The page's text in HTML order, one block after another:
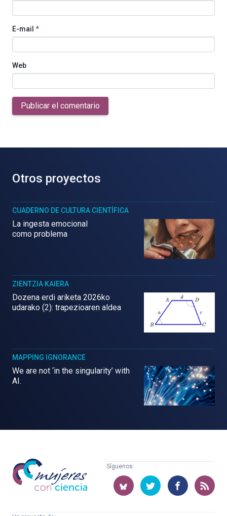
E-mail *
Web
Publicar el comentario
Otros proyectos
CUADERNO DE CULTURA CIENTÍFICA
La ingesta emocional
como problema
ZIENTZIA KAIERA
Dozena erdi ariketa 2026ko
udarako (2): trapezioaren aldea
MAPPING IGNORANCE
We are not ‘in the singularity’ with
AI.
Mujeres
con
ciencia
Síguenos: